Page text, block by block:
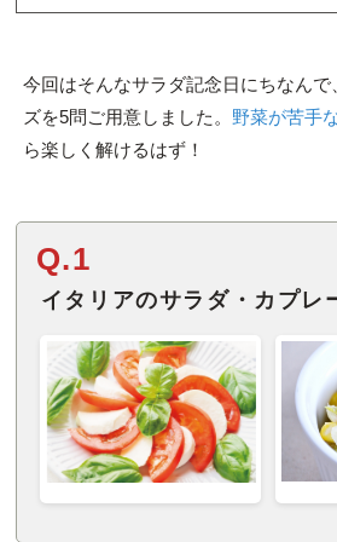
今回はそんなサラダ記念日にちなんで
ズを5問ご用意しました。 野菜が苦手
ら楽しく解けるはず！
Q.1
イタリアのサラダ・カプレ